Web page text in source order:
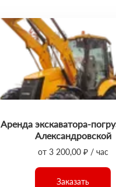
Аренда экскаватора-
Александровской
от 3 200,00 ₽ / час
Заказать